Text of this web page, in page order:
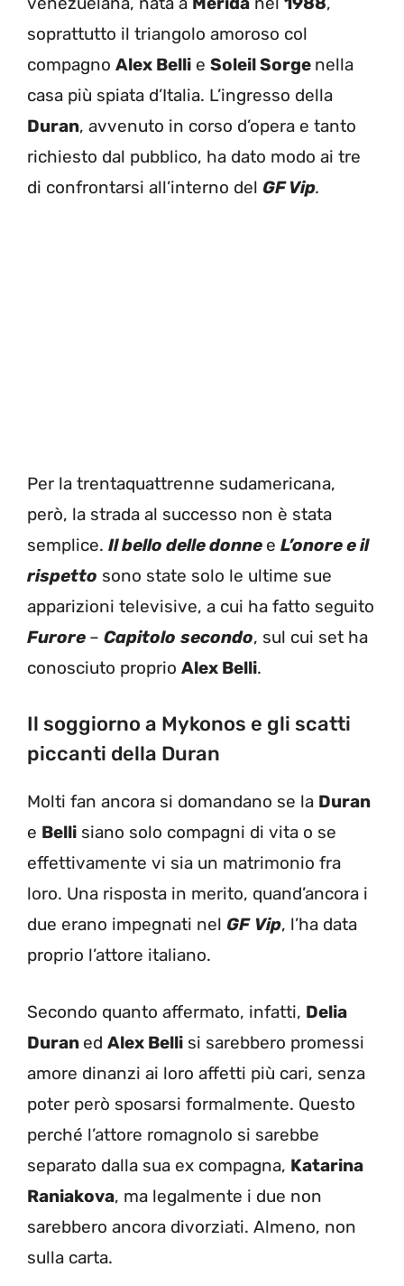
soprattutto il triangolo amoroso col
compagno Alex Belli e Soleil Sorge nella
casa più spiata d’Italia. L’ingresso della
Duran, avvenuto in corso d’opera e tanto
richiesto dal pubblico, ha dato modo ai tre
di confrontarsi all’interno del GF Vip.
Per la trentaquattrenne sudamericana,
però, la strada al successo non è stata
semplice. Il bello delle donne e L’onore e il
rispetto sono state solo le ultime sue
apparizioni televisive, a cui ha fatto seguito
Furore – Capitolo secondo, sul cui set ha
conosciuto proprio Alex Belli.
Il soggiorno a Mykonos e gli scatti
piccanti della Duran
Molti fan ancora si domandano se la Duran
e Belli siano solo compagni di vita o se
effettivamente vi sia un matrimonio fra
loro. Una risposta in merito, quand’ancora i
due erano impegnati nel GF Vip, l’ha data
proprio l’attore italiano.
Secondo quanto affermato, infatti, Delia
Duran ed Alex Belli si sarebbero promessi
amore dinanzi ai loro affetti più cari, senza
poter però sposarsi formalmente. Questo
perché l’attore romagnolo si sarebbe
separato dalla sua ex compagna, Katarina
Raniakova, ma legalmente i due non
sarebbero ancora divorziati. Almeno, non
sulla carta.